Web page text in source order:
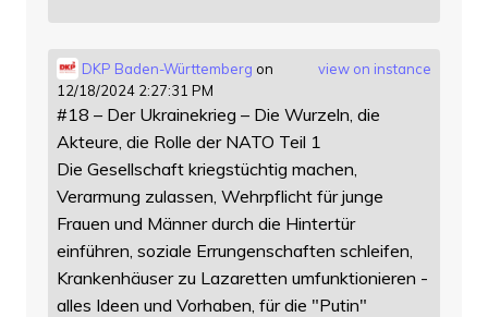
view on instance
DKP Baden-Württemberg on
12/18/2024 2:27:31 PM
#18 – Der Ukrainekrieg – Die Wurzeln, die
Akteure, die Rolle der NATO Teil 1
Die Gesellschaft kriegstüchtig machen,
Verarmung zulassen, Wehrpflicht für junge
Frauen und Männer durch die Hintertür
einführen, soziale Errungenschaften schleifen,
Krankenhäuser zu Lazaretten umfunktionieren -
alles Ideen und Vorhaben, für die "Putin"